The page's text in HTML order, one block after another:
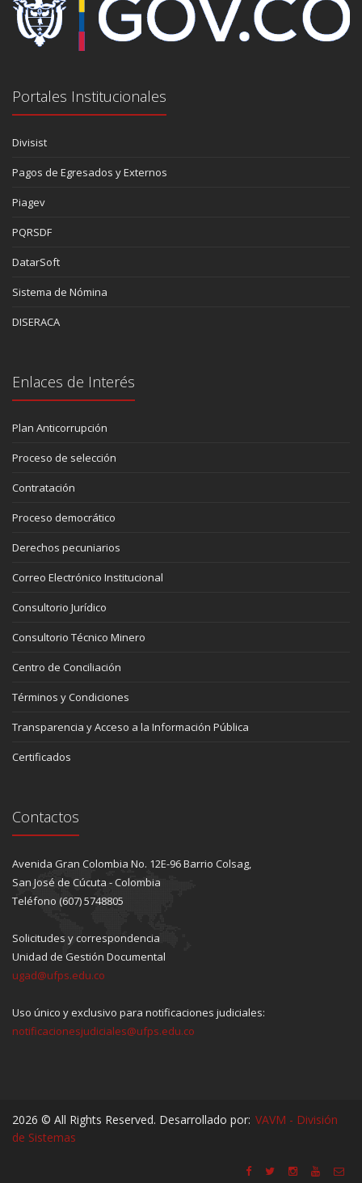
Portales Institucionales
Divisist
Pagos de Egresados y Externos
Piagev
PQRSDF
DatarSoft
Sistema de Nómina
DISERACA
Enlaces de Interés
Plan Anticorrupción
Proceso de selección
Contratación
Proceso democrático
Derechos pecuniarios
Correo Electrónico Institucional
Consultorio Jurídico
Consultorio Técnico Minero
Centro de Conciliación
Términos y Condiciones
Transparencia y Acceso a la Información Pública
Certificados
Contactos
Avenida Gran Colombia No. 12E-96 Barrio Colsag,
San José de Cúcuta - Colombia
Teléfono (607) 5748805
Solicitudes y correspondencia
Unidad de Gestión Documental
ugad@ufps.edu.co
Uso único y exclusivo para notificaciones judiciales:
notificacionesjudiciales@ufps.edu.co
2026 © All Rights Reserved. Desarrollado por: VAVM - División
de Sistemas